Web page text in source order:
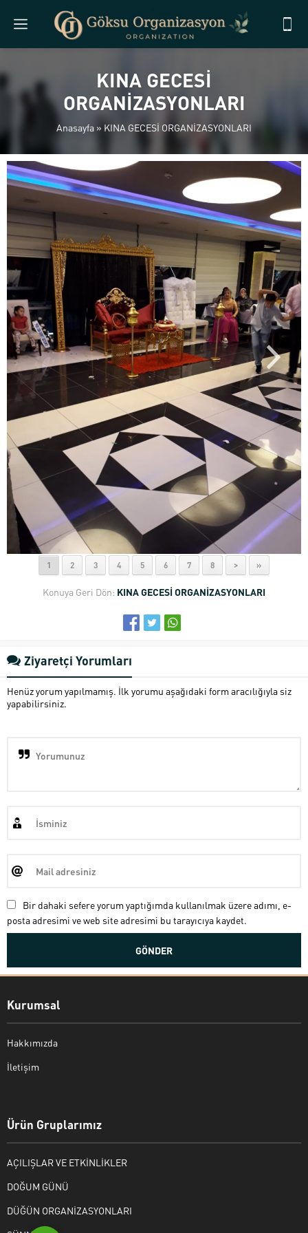
KINA GECESİ
ORGANİZASYONLARI
Anasayfa » KINA GECESİ ORGANİZASYONLARI
1 2 3 4 5 6 7 8 > »
Konuya Geri Dön: KINA GECESİ ORGANİZASYONLARI
Ziyaretçi Yorumları
Henüz yorum yapılmamış. İlk yorumu aşağıdaki form aracılığıyla siz
yapabilirsiniz.
Bir dahaki sefere yorum yaptığımda kullanılmak üzere adımı, e-
posta adresimi ve web site adresimi bu tarayıcıya kaydet.
Kurumsal
Hakkımızda
İletişim
Ürün Gruplarımız
AÇILIŞLAR VE ETKİNLİKLER
DOĞUM GÜNÜ
DÜĞÜN ORGANİZASYONLARI